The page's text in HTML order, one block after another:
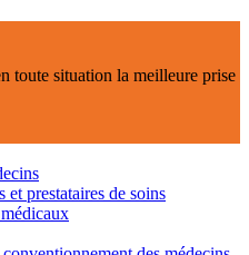
toute situation la meilleure prise
et prestataires de soins